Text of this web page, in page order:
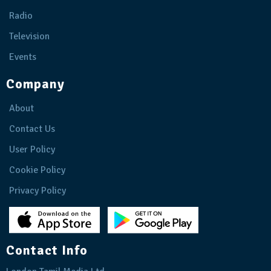
Radio
Television
Events
Company
About
Contact Us
User Policy
Cookie Policy
Privacy Policy
Contact Info